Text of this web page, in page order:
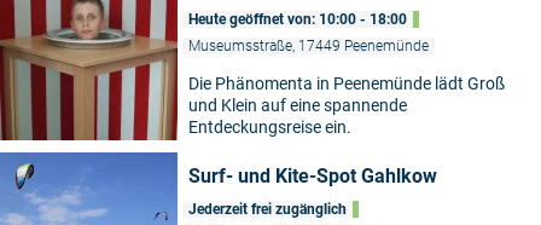
Heute geöffnet von: 10:00 - 18:00
Museumsstraße, 17449 Peenemünde
Die Phänomenta in Peenemünde lädt Groß
und Klein auf eine spannende
Entdeckungsreise ein.
Surf- und Kite-Spot Gahlkow
Jederzeit frei zugänglich